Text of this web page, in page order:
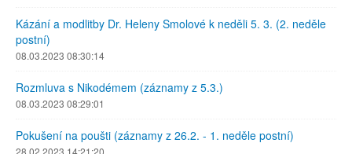
Kázání a modlitby Dr. Heleny Smolové k neděli 5. 3. (2. neděle
postní)
08.03.2023 08:30:14
Rozmluva s Nikodémem (záznamy z 5.3.)
08.03.2023 08:29:01
Pokušení na poušti (záznamy z 26.2. - 1. neděle postní)